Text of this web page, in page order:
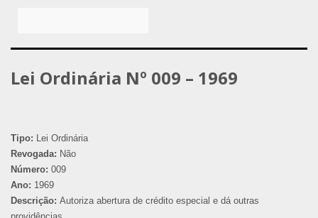
Lei Ordinária Nº 009 – 1969
Tipo: Lei Ordinária
Revogada: Não
Número: 009
Ano: 1969
Descrição: Autoriza abertura de crédito especial e dá outras